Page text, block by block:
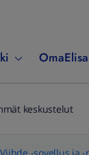
OmaElisa
keskustelut